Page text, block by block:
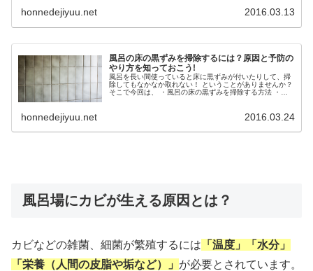
honnedejiyuu.net 2016.03.13
風呂の床の黒ずみを掃除するには？原因と予防の
やり方を知っておこう!
風呂を長い間使っていると床に黒ずみが付いたりして、掃
除してもなかなか取れない！ ということがありませんか？
そこで今回は、 ・風呂の床の黒ずみを掃除する方法 ・黒
honnedejiyuu.net 2016.03.24
風呂場にカビが生える原因とは？
カビなどの雑菌、細菌が繁殖するには 「温度」「水分」
「栄養（人間の皮脂や垢など）」 が必要とされています。